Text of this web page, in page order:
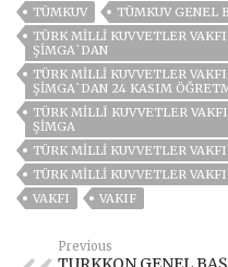
TÜMKUV
TÜMKUV GENEL
TÜRK MİLLİ KUVVETLER
ŞİMGA`DAN
TÜRK MİLLİ KUVVETLER
ŞİMGA`DAN 24 KASIM
TÜRK MİLLÎ KUVVETLER
ŞİMGA
TÜRK MILLI KUVVETLER VAKFI
TÜRK MILLI KUVVETLER
VAKFI
VAKIF
Previous